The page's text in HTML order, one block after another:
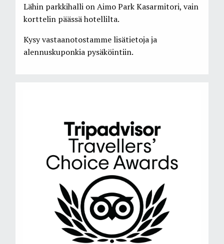
Lähin parkkihalli on Aimo Park Kasarmitori, vain
korttelin päässä hotellilta.
Kysy vastaanotostamme lisätietoja ja
alennuskuponkia pysäköintiin.